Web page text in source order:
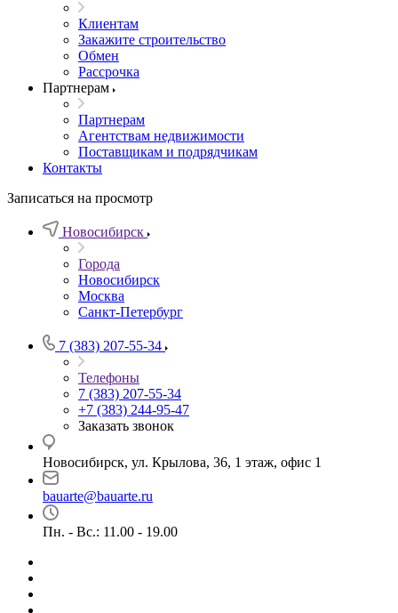
Клиентам
Закажите строительство
Обмен
Рассрочка
Партнерам
Партнерам
Агентствам недвижимости
Поставщикам и подрядчикам
Контакты
Записаться на просмотр
Новосибирск
Города
Новосибирск
Москва
Санкт-Петербург
7 (383) 207-55-34
Телефоны
7 (383) 207-55-34
+7 (383) 244-95-47
Заказать звонок
Новосибирск, ул. Крылова, 36, 1 этаж, офис 1
bauarte@bauarte.ru
Пн. - Вс.: 11.00 - 19.00